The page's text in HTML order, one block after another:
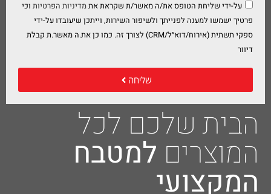
הבית שלכם לכל
המוצרים למטבח
המקצועי
על-ידי שליחת הטופס את/ה מאשר/ת שקראת אתמדיניות הפרטיות וכי
פרטיך ישמשו למענה לפנייתך ולשיפור השירות, וייתכן שיעובדו על-ידי
ספקי תשתית (אירוח/דוא״ל/CRM) לצורך זה. כמו כן את.ה מאשר.ת קבלת
דיוור
שליחה